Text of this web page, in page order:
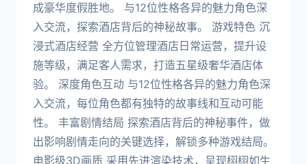
成豪华度假胜地。 与12位性格各异的魅力角色深
入交流，探索酒店背后的神秘故事。 游戏特色 沉
浸式酒店经营 全方位管理酒店日常运营，提升设
施等级，满足客人需求，打造五星级奢华酒店体
验。 深度角色互动 与12位性格各异的魅力角色深
入交流，每位角色都有独特的故事线和互动可能
性。 丰富剧情结局 探索酒店背后的神秘事件，做
出影响剧情走向的关键选择，解锁多种游戏结局。
电影级3D画质 采用先进渲染技术，呈现栩栩如生